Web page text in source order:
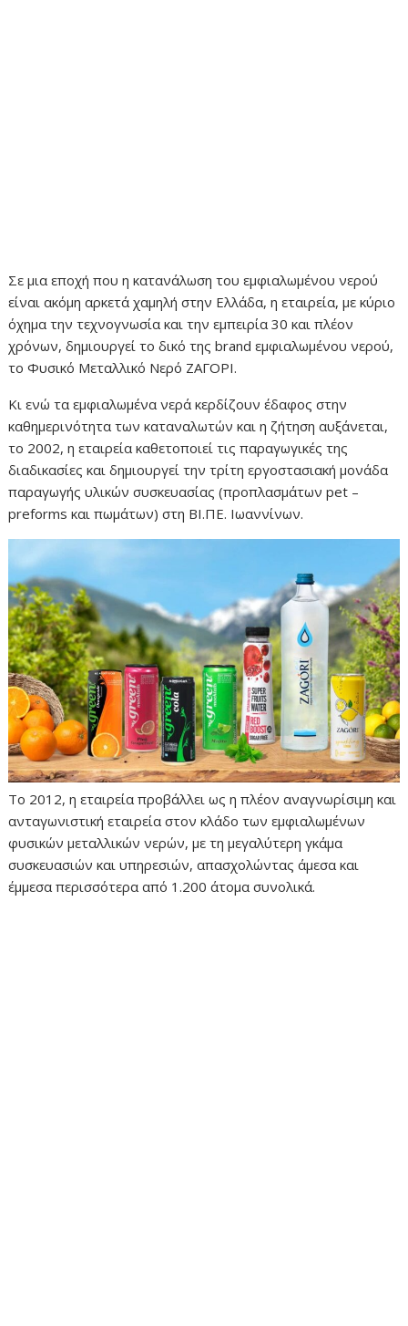
Σε μια εποχή που η κατανάλωση του εμφιαλωμένου νερού
είναι ακόμη αρκετά χαμηλή στην Ελλάδα, η εταιρεία, με κύριο
όχημα την τεχνογνωσία και την εμπειρία 30 και πλέον
χρόνων, δημιουργεί το δικό της brand εμφιαλωμένου νερού,
το Φυσικό Μεταλλικό Νερό ΖΑΓΟΡΙ.
Κι ενώ τα εμφιαλωμένα νερά κερδίζουν έδαφος στην
καθημερινότητα των καταναλωτών και η ζήτηση αυξάνεται,
το 2002, η εταιρεία καθετοποιεί τις παραγωγικές της
διαδικασίες και δημιουργεί την τρίτη εργοστασιακή μονάδα
παραγωγής υλικών συσκευασίας (προπλασμάτων pet –
preforms και πωμάτων) στη ΒΙ.ΠΕ. Ιωαννίνων.
Το 2012, η εταιρεία προβάλλει ως η πλέον αναγνωρίσιμη και
ανταγωνιστική εταιρεία στον κλάδο των εμφιαλωμένων
φυσικών μεταλλικών νερών, με τη μεγαλύτερη γκάμα
συσκευασιών και υπηρεσιών, απασχολώντας άμεσα και
έμμεσα περισσότερα από 1.200 άτομα συνολικά.